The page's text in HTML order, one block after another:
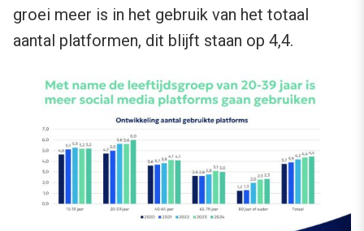
groei meer is in het gebruik van het totaal
aantal platformen, dit blijft staan op 4,4.